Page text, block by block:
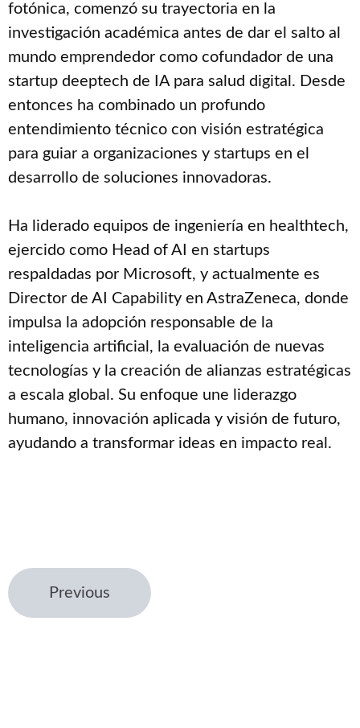
fotónica, comenzó su trayectoria en la
investigación académica antes de dar el salto al
mundo emprendedor como cofundador de una
startup deeptech de IA para salud digital. Desde
entonces ha combinado un profundo
entendimiento técnico con visión estratégica
para guiar a organizaciones y startups en el
desarrollo de soluciones innovadoras.
Ha liderado equipos de ingeniería en healthtech,
ejercido como Head of AI en startups
respaldadas por Microsoft, y actualmente es
Director de AI Capability en AstraZeneca, donde
impulsa la adopción responsable de la
inteligencia artificial, la evaluación de nuevas
tecnologías y la creación de alianzas estratégicas
a escala global. Su enfoque une liderazgo
humano, innovación aplicada y visión de futuro,
ayudando a transformar ideas en impacto real.
Previous